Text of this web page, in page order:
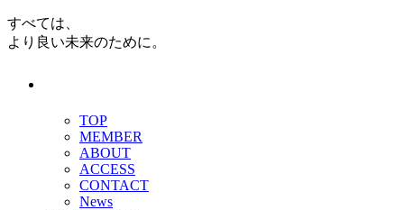
すべては、
より良い未来のために。
TOP
MEMBER
ABOUT
ACCESS
CONTACT
News